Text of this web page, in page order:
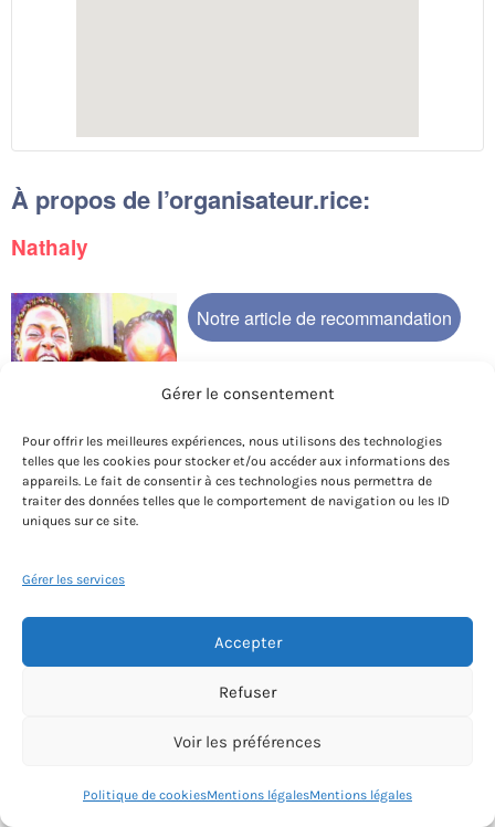
Gérer le consentement
Pour offrir les meilleures expériences, nous utilisons des technologies
telles que les cookies pour stocker et/ou accéder aux informations des
appareils. Le fait de consentir à ces technologies nous permettra de
traiter des données telles que le comportement de navigation ou les ID
uniques sur ce site.
Gérer les services
Accepter
Refuser
Voir les préférences
Politique de cookiesMentions légalesMentions légales
À propos de l’organisateur.rice:
Nathaly
Notre article de recommandation
professeure pluridisciplinaire de
dessin-peinture certifiée (formatrice
en ateliers d’arts reconnue au
Registre National de Certification Professionnelle). C’est
tout d’abord en travaillant sur commande qu’elle
continu des photographies, elle se spécialise dans un
style très réaliste. Pastel, crayon, aquarelle, huile ou
acrylique sont autant de techniques qui vont soutenir son
cocooning », les seuls pré-requis pour s’inscrire sont
l’honnêteté, la bienveillance et la convivialité.